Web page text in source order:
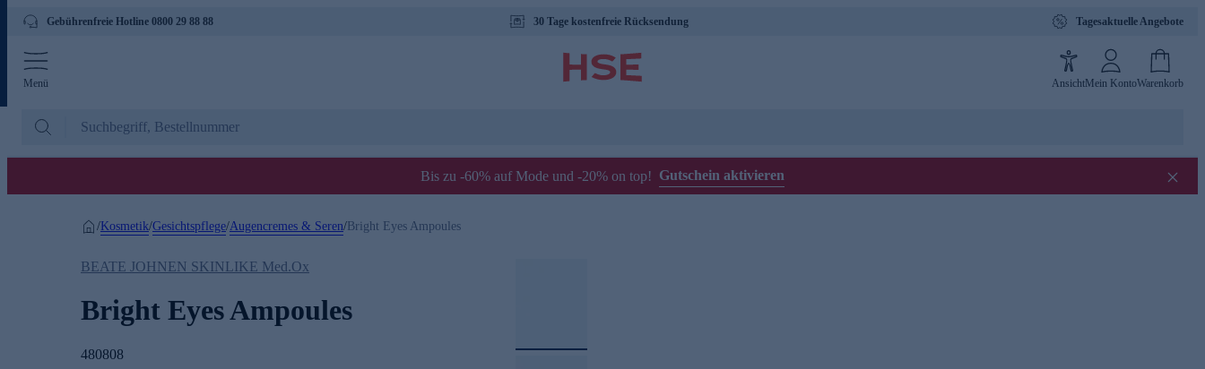
Gebührenfreie Hotline 0800 29 88 88 30 Tage kostenfreie Rücksendung Tagesaktuelle Angebote
Menü AnsichtMein KontoWarenkorb
Bis zu -60% auf Mode und -20% on top! Gutschein aktivieren
/Kosmetik/Gesichtspflege/Augencremes & Seren/ Bright Eyes Ampoules
BEATE JOHNEN SKINLIKE Med.Ox
Bright Eyes Ampoules
480808